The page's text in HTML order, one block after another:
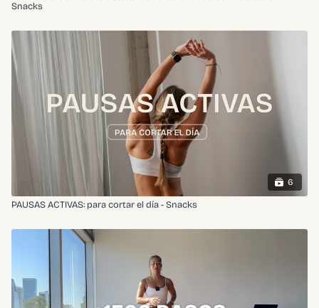
Snacks
6
PAUSAS ACTIVAS: para cortar el día - Snacks